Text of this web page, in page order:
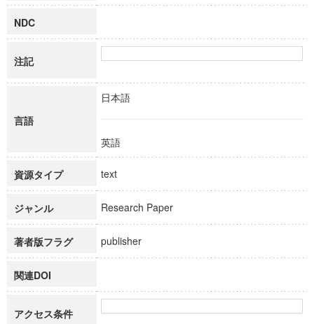
NDC
注記
言語
日本語
英語
資源タイプ text
ジャンル Research Paper
著者版フラグ publisher
関連DOI
アクセス条件